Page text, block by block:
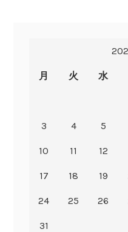
月 火 水
3 4 5
10 11 12
17 18 19
24 25 26
31